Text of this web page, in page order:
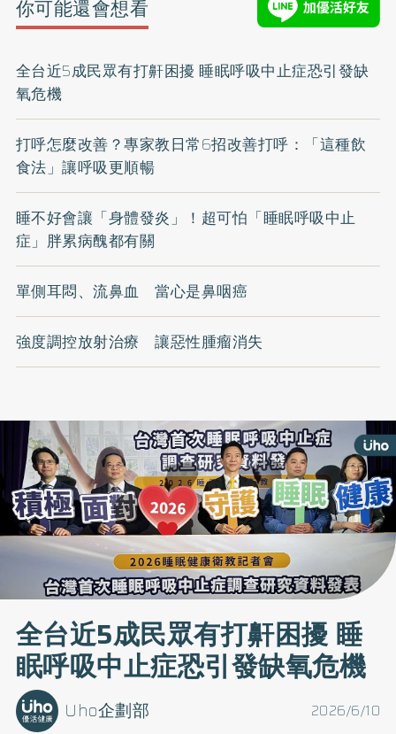
你可能還會想看
全台近5成民眾有打鼾困擾 睡眠呼吸中止症恐引發缺
氧危機
打呼怎麼改善？專家教日常6招改善打呼：「這種飲
食法」讓呼吸更順暢
睡不好會讓「身體發炎」！超可怕「睡眠呼吸中止
症」胖累病醜都有關
單側耳悶、流鼻血 當心是鼻咽癌
強度調控放射治療 讓惡性腫瘤消失
全台近5成民眾有打鼾困擾 睡
眠呼吸中止症恐引發缺氧危機
2026/6/10
Uho企劃部